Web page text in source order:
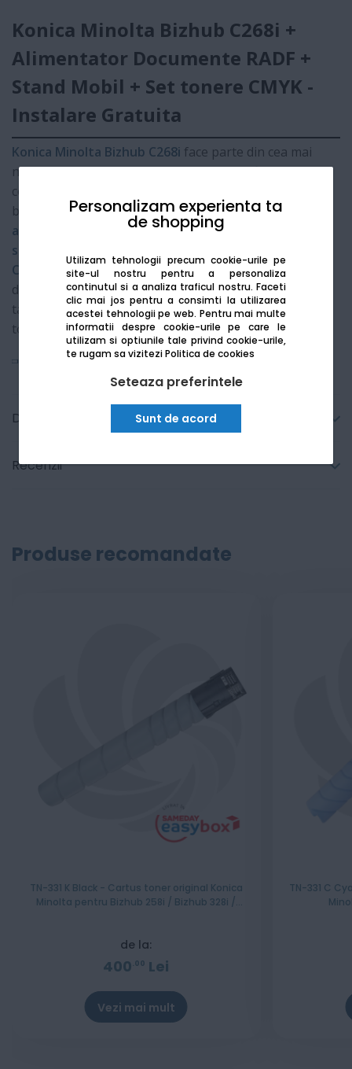
Personalizam experienta ta
de shopping
Utilizam tehnologii precum cookie-urile pe
site-ul nostru pentru a personaliza
continutul si a analiza traficul nostru. Faceti
clic mai jos pentru a consimti la utilizarea
acestei tehnologii pe web. Pentru mai multe
informatii despre cookie-urile pe care le
utilizam si optiunile tale privind cookie-urile,
te rugam sa viziteziPolitica de cookies
Seteaza preferintele
Sunt de acord
Konica Minolta Bizhub C268i +
Alimentator Documente RADF +
Stand Mobil + Set tonere CMYK -
Instalare Gratuita
Konica Minolta Bizhub C268i face parte din cea mai
nouă generație de echipamente i-Series, fiind
concepută pentru a revoluționa fluxul de lucru în
birourile moderne. Acest pachet complet include
alimentatorul automat de documente (RADF)
standul mobil
CMYK
, oferind o soluție "la cheie" pentru afacerea
dumneavoastră. Cu o interfață intuitivă similară unei
tablete, Bizhub C268i asigură o securitate a datelor de
top și o performanță ecologică superioară.
Vezi mai mult
Detalii tehnice
Recenzii
Produse recomandate
TN-331 K Black - Cartus toner original Konica
Minolta pentru Bizhub 258i / Bizhub 328i /
de la:
400 00 Lei
Vezi mai mult
TN-331 C